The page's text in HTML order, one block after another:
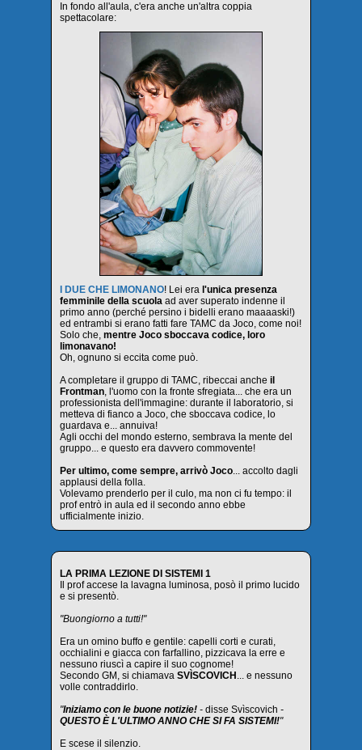
In fondo all'aula, c'era anche un'altra coppia
spettacolare:
I DUE CHE LIMONANO! Lei era l'unica presenza
femminile della scuola ad aver superato indenne il
primo anno (perché persino i bidelli erano maaaaski!)
ed entrambi si erano fatti fare TAMC da Joco, come noi!
Solo che, mentre Joco sboccava codice, loro
limonavano!
Oh, ognuno si eccita come può.
A completare il gruppo di TAMC, ribeccai anche il
Frontman, l'uomo con la fronte sfregiata... che era un
professionista dell'immagine: durante il laboratorio, si
metteva di fianco a Joco, che sboccava codice, lo
guardava e... annuiva!
Agli occhi del mondo esterno, sembrava la mente del
gruppo... e questo era davvero commovente!
Per ultimo, come sempre, arrivò Joco... accolto dagli
applausi della folla.
Volevamo prenderlo per il culo, ma non ci fu tempo: il
prof entrò in aula ed il secondo anno ebbe
ufficialmente inizio.
LA PRIMA LEZIONE DI SISTEMI 1
Il prof accese la lavagna luminosa, posò il primo lucido
e si presentò.
"Buongiorno a tutti!"
Era un omino buffo e gentile: capelli corti e curati,
occhialini e giacca con farfallino, pizzicava la erre e
nessuno riuscì a capire il suo cognome!
Secondo GM, si chiamava SVÌSCOVICH ... e nessuno
volle contraddirlo.
"Iniziamo con le buone notizie! - disse Svìscovich -
QUESTO È L'ULTIMO ANNO CHE SI FA SISTEMI!"
E scese il silenzio.